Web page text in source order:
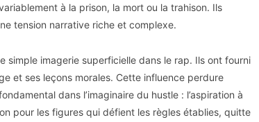
à la prison, la mort ou la trahison. Ils
tension narrative riche et complexe.
simple imagerie superficielle dans le rap. Ils ont fourni
et ses leçons morales. Cette influence perdure
dans l’imaginaire du hustle : l’aspiration à
pour les figures qui défient les règles établies, quitte